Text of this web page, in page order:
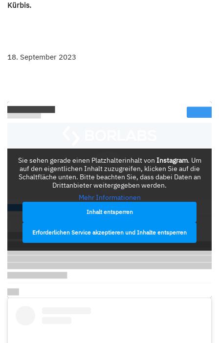
Kürbis.
18. September 2023
Sie sehen gerade einen Platzhalterinhalt von Instagram. Um
auf den eigentlichen Inhalt zuzugreifen, klicken Sie auf die
Schaltfläche unten. Bitte beachten Sie, dass dabei Daten an
Drittanbieter weitergegeben werden.
Mehr Informationen
Inhalt entsperren
Erforderlichen Service akzeptieren und Inhalte entsperren